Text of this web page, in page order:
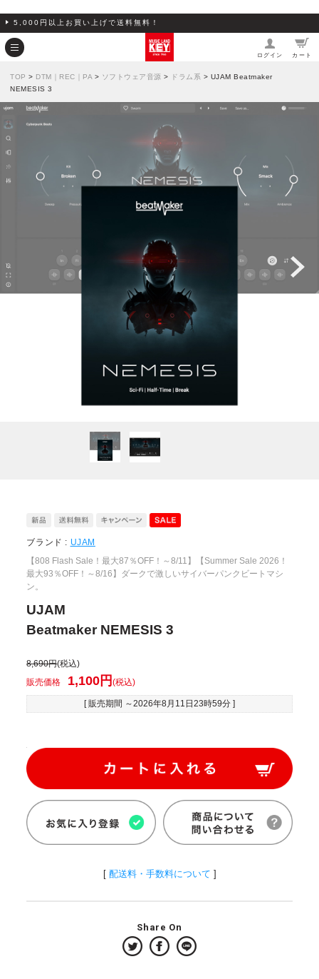
5,000円以上お買い上げで送料無料！
ログイン カート
TOP > DTM｜REC｜PA > ソフトウェア音源 > ドラム系 > UJAM Beatmaker
NEMESIS 3
ブランド : UJAM
【808 Flash Sale！最大87％OFF！～8/11】【Summer Sale 2026！
最大93％OFF！～8/16】ダークで激しいサイバーパンクビートマシ
ン。
UJAM
Beatmaker NEMESIS 3
8,690円(税込)
販売価格
1,100円(税込)
[ 販売期間 ～2026年8月11日23時59分 ]
[ 配送料・手数料について ]
Share On